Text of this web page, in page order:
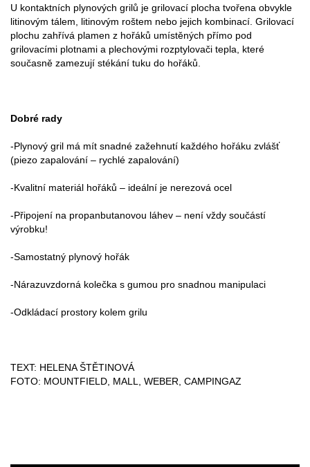
U kontaktních plynových grilů je grilovací plocha tvořena obvykle
litinovým tálem, litinovým roštem nebo jejich kombinací. Grilovací
plochu zahřívá plamen z hořáků umístěných přímo pod
grilovacími plotnami a plechovými rozptylovači tepla, které
současně zamezují stékání tuku do hořáků.
Dobré rady
-Plynový gril má mít snadné zažehnutí každého hořáku zvlášť
(piezo zapalování – rychlé zapalování)
-Kvalitní materiál hořáků – ideální je nerezová ocel
-Připojení na propanbutanovou láhev – není vždy součástí
výrobku!
-Samostatný plynový hořák
-Nárazuvzdorná kolečka s gumou pro snadnou manipulaci
-Odkládací prostory kolem grilu
TEXT: HELENA ŠTĚTINOVÁ
FOTO: MOUNTFIELD, MALL, WEBER, CAMPINGAZ